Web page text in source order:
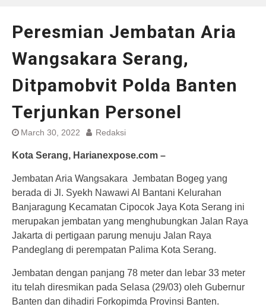
Peresmian Jembatan Aria
Wangsakara Serang,
Ditpamobvit Polda Banten
Terjunkan Personel
March 30, 2022 Redaksi
Kota Serang, Harianexpose.com –
Jembatan Aria Wangsakara Jembatan Bogeg yang
berada di Jl. Syekh Nawawi Al Bantani Kelurahan
Banjaragung Kecamatan Cipocok Jaya Kota Serang ini
merupakan jembatan yang menghubungkan Jalan Raya
Jakarta di pertigaan parung menuju Jalan Raya
Pandeglang di perempatan Palima Kota Serang.
Jembatan dengan panjang 78 meter dan lebar 33 meter
itu telah diresmikan pada Selasa (29/03) oleh Gubernur
Banten dan dihadiri Forkopimda Provinsi Banten.